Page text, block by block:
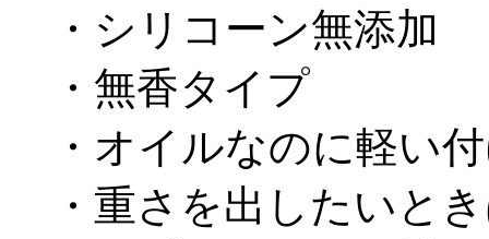
・シリコーン無添加
・無香タイプ
・オイルなのに軽い
・重さを出したいと